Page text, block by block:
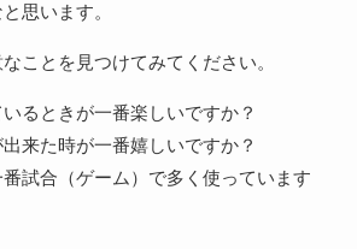
思います。
ことを見つけてみてください。
るときが一番楽しいですか？
来た時が一番嬉しいですか？
番試合（ゲーム）で多く使っています